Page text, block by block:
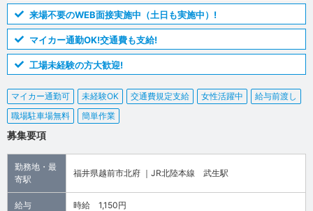
来場不要のWEB面接実施中（土日も実施中）!
マイカー通勤OK!交通費も支給!
工場未経験の方大歓迎!
マイカー通勤可 未経験OK 交通費規定支給 女性活躍中
給与前渡し
職場駐車場無料
簡単作業
募集要項
勤務地・最
寄駅
福井県越前市北府 ｜JR北陸本線 武生駅
給与 時給 1,150円